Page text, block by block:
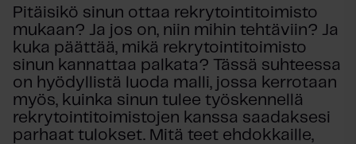
Pitäisikö sinun ottaa rekrytointitoimisto
mukaan? Ja jos on, niin mihin tehtäviin? Ja
kuka päättää, mikä rekrytointitoimisto
sinun kannattaa palkata? Tässä suhteessa
on hyödyllistä luoda malli, jossa kerrotaan
myös, kuinka sinun tulee työskennellä
rekrytointitoimistojen kanssa saadaksesi
parhaat tulokset. Mitä teet ehdokkaille,